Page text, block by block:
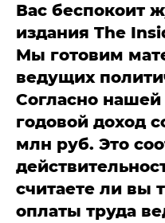
Вас беспокоит
издания The
Мы готовим
ведущих
Согласно
годовой доход
млн руб. Это
считаете ли вы
оплаты труда